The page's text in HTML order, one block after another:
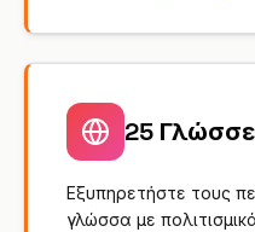
Προσλήψεις
25
Εξυπηρετήστε τους
γλώσσα με